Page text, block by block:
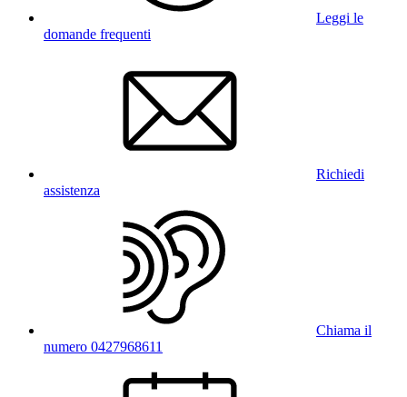
Leggi le
domande frequenti
Richiedi
assistenza
Chiama il
numero 0427968611